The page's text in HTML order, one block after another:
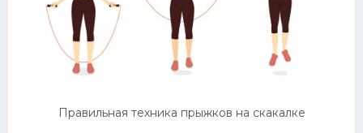
Правильная техника прыжков на скакалке